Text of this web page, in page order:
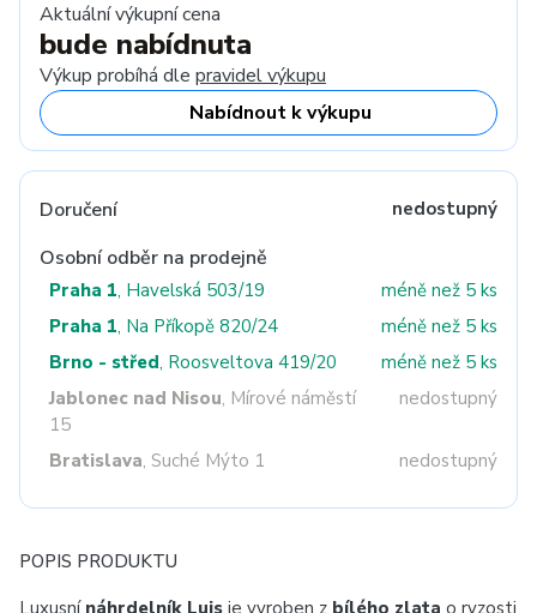
Aktuální výkupní cena
bude nabídnuta
Výkup probíhá dle pravidel výkupu
Nabídnout k výkupu
Doručení nedostupný
Osobní odběr na prodejně
Praha 1, Havelská 503/19
méně než 5 ks
Praha 1, Na Příkopě 820/24
méně než 5 ks
Brno - střed, Roosveltova 419/20
méně než 5 ks
Jablonec nad Nisou, Mírové náměstí
15
nedostupný
Bratislava, Suché Mýto 1 nedostupný
POPIS PRODUKTU
Luxusní náhrdelník Luis je vyroben z bílého zlata o ryzosti